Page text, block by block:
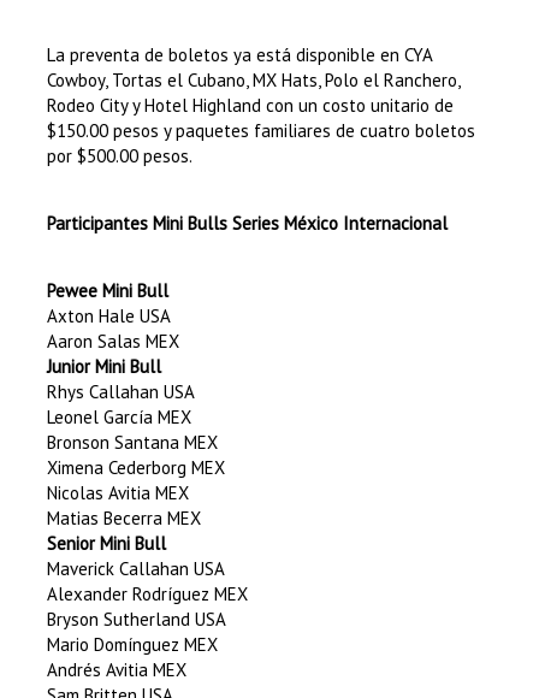
La preventa de boletos ya está disponible en CYA
Cowboy, Tortas el Cubano, MX Hats, Polo el Ranchero,
Rodeo City y Hotel Highland con un costo unitario de
$150.00 pesos y paquetes familiares de cuatro boletos
por $500.00 pesos.
Participantes Mini Bulls Series México Internacional
Pewee Mini Bull
Axton Hale USA
Aaron Salas MEX
Junior Mini Bull
Rhys Callahan USA
Leonel García MEX
Bronson Santana MEX
Ximena Cederborg MEX
Nicolas Avitia MEX
Matias Becerra MEX
Senior Mini Bull
Maverick Callahan USA
Alexander Rodríguez MEX
Bryson Sutherland USA
Mario Domínguez MEX
Andrés Avitia MEX